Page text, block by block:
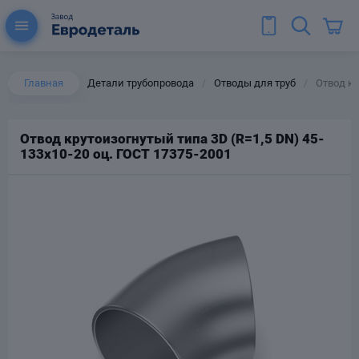
Главная Детали трубопровода Отводы для труб Отвод
Отвод крутоизогнутый типа 3D (R=1,5 DN) 45-
133х10-20 оц. ГОСТ 17375-2001
для труб
Тройники стальные